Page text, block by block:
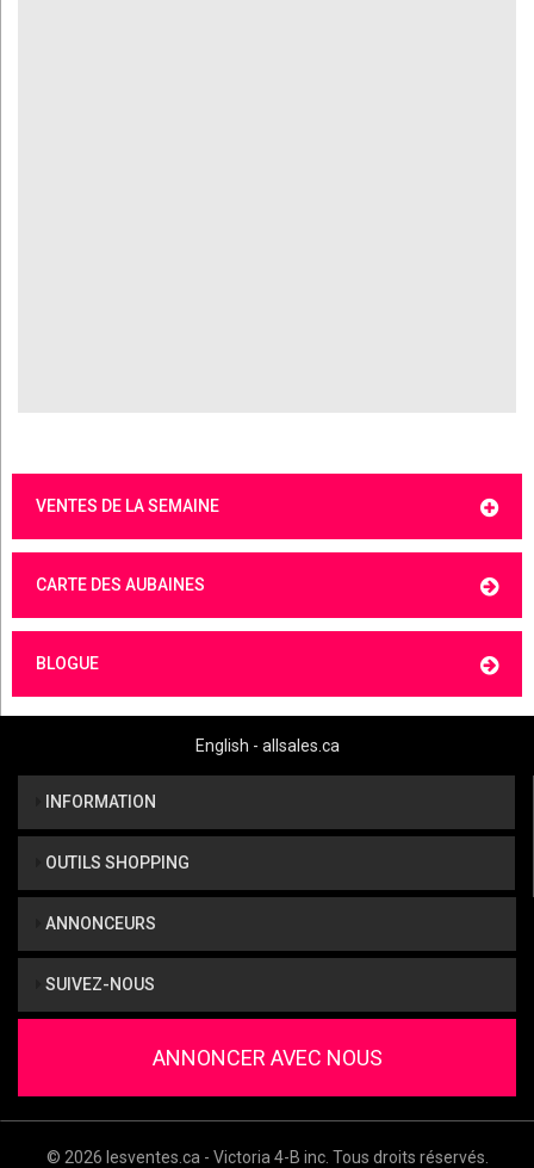
VENTES DE LA SEMAINE
CARTE DES AUBAINES
BLOGUE
English - allsales.ca
INFORMATION
OUTILS SHOPPING
ANNONCEURS
SUIVEZ-NOUS
ANNONCER AVEC NOUS
© 2026 lesventes.ca - Victoria 4-B inc. Tous droits réservés.